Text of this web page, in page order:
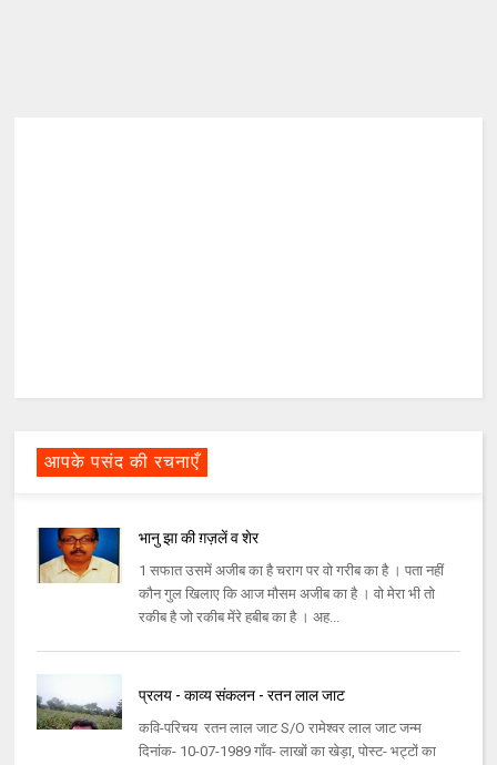
आपके पसंद की रचनाएँ
भानु झा की ग़ज़लें व शेर
1 सफात उसमें अजीब का है चराग पर वो गरीब का है । पता नहीं
कौन गुल खिलाए कि आज मौसम अजीब का है । वो मेरा भी तो
रकीब है जो रकीब मेंरे हबीब का है । अह...
प्रलय - काव्य संकलन - रतन लाल जाट
कवि-परिचय रतन लाल जाट S/O रामेश्वर लाल जाट जन्म
दिनांक- 10-07-1989 गाँव- लाखों का खेड़ा, पोस्ट- भट्टों का